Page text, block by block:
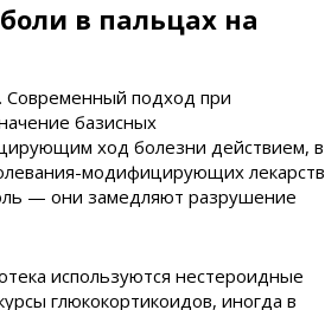
в пальцах на
Современный подход при
базисных
ход болезни действием, в
модифицирующих лекарств
— они замедляют разрушение
используются нестероидные
глюкокортикоидов, иногда в